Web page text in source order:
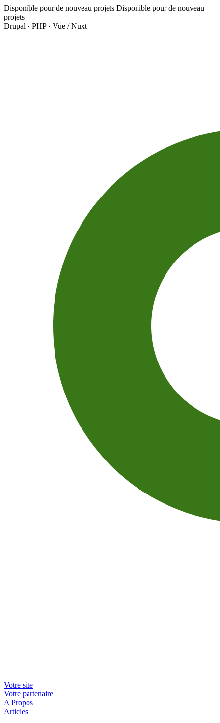
Aller au contenu principal
Disponible pour de nouveau projets Disponible pour de nouveau
projets
Drupal · PHP · Vue / Nuxt
Main navigation
Votre site
Votre partenaire
A Propos
Articles